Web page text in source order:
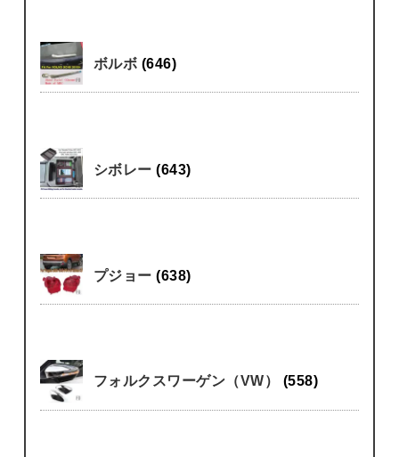
ボルボ (646)
シボレー(643)
プジョー(638)
フォルクスワーゲン（VW） (558)